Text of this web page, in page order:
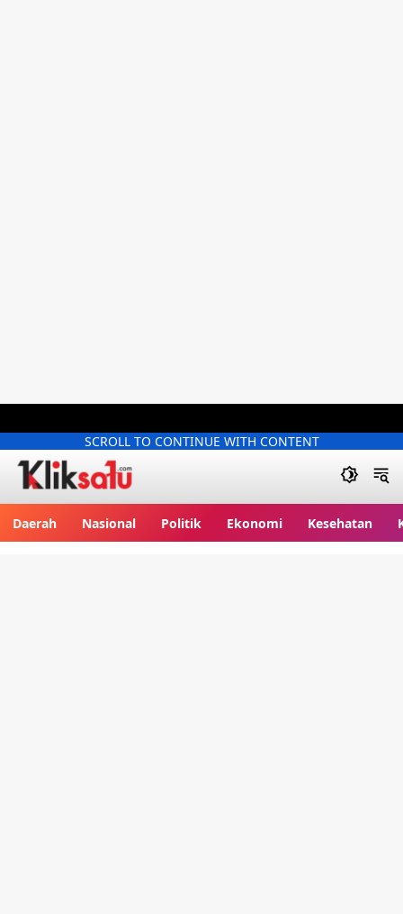
SCROLL TO CONTINUE WITH CONTENT
Daerah Nasional Politik Ekonomi Kesehatan